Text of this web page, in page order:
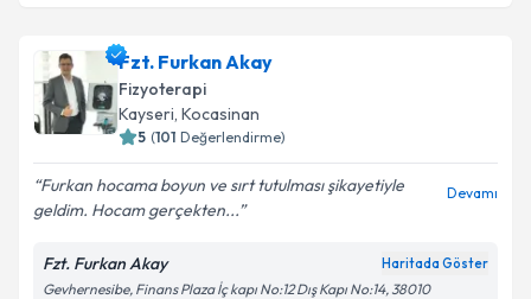
Fzt. Furkan Akay
Fizyoterapi
Kayseri, Kocasinan
5 (101 Değerlendirme)
Furkan hocama boyun ve sırt tutulması şikayetiyle
geldim. Hocam gerçekten...
Devamı
Fzt. Furkan Akay Haritada Göster
Gevhernesibe, Finans Plaza İç kapı No:12 Dış Kapı No:14, 38010